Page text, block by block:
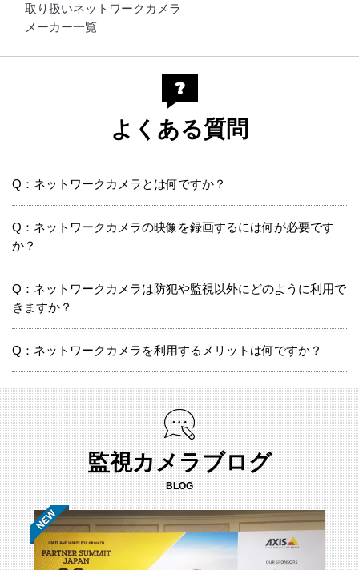
取り扱いネットワークカメラ
メーカー一覧
よくある質問
Q：ネットワークカメラとは何ですか？
Q：ネットワークカメラの映像を録画するには何が必要です
か？
Q：ネットワークカメラは防犯や監視以外にどのように利用で
きますか？
Q：ネットワークカメラを利用するメリットは何ですか？
監視カメラブログ
BLOG